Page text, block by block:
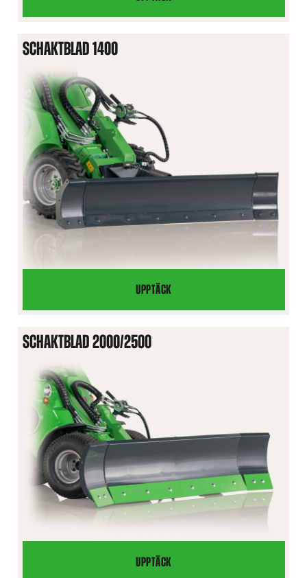
VIKPLOG
SCHAKTBLAD 1400
UPPTÄCK
SCHAKTBLAD
1400
SCHAKTBLAD 2000/2500
UPPTÄCK
SCHAKTBLAD